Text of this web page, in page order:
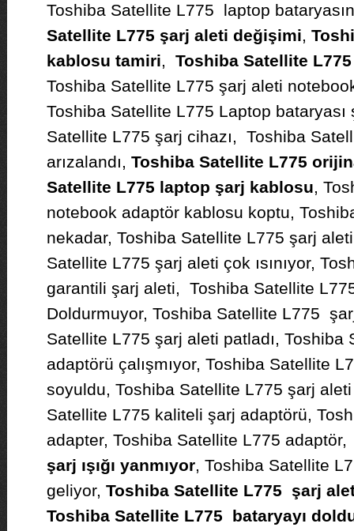
Toshiba Satellite L775 laptop
Satellite L775 şarj aleti değişimi,
kablosu tamiri, Toshiba Satellite
Toshiba Satellite L775 şarj aleti
Toshiba Satellite L775 Laptop bataryası
Satellite L775 şarj cihazı, Toshiba
arızalandı, Toshiba Satellite L775
Satellite L775 laptop şarj kablosu,
notebook adaptör kablosu koptu,
nekadar, Toshiba Satellite L775 şarj
Satellite L775 şarj aleti çok ısınıyor,
garantili şarj aleti, Toshiba Satellite
Doldurmuyor, Toshiba Satellite L775
Satellite L775 şarj aleti patladı, Toshiba
adaptörü çalışmıyor, Toshiba Satellite
soyuldu, Toshiba Satellite L775 şarj
Satellite L775 kaliteli şarj adaptörü,
adapter, Toshiba Satellite L775
şarj ışığı yanmıyor, Toshiba Satellite
geliyor, Toshiba Satellite L775 şarj
Toshiba Satellite L775 bataryayı